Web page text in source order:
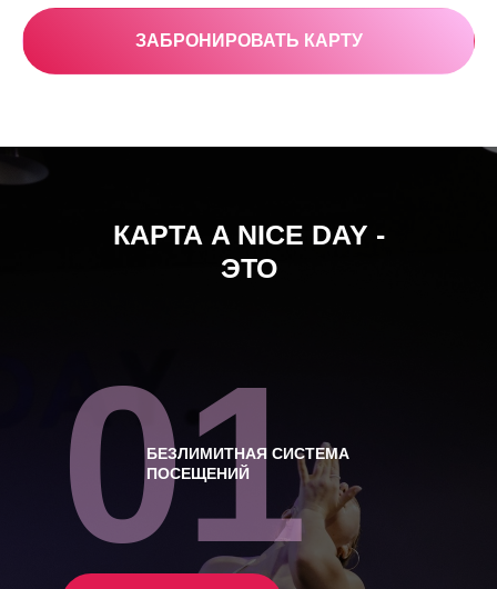
ЗАБРОНИРОВАТЬ КАРТУ
КАРТА A NICE DAY -
ЭТО
01
БЕЗЛИМИТНАЯ СИСТЕМА
ПОСЕЩЕНИЙ